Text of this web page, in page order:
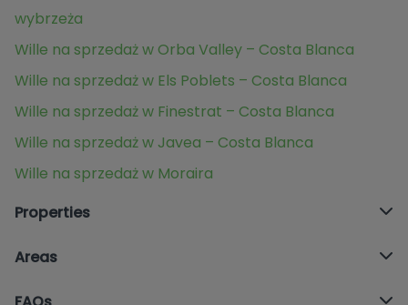
wybrzeża
Wille na sprzedaż w Orba Valley – Costa Blanca
Wille na sprzedaż w Els Poblets – Costa Blanca
Wille na sprzedaż w Finestrat – Costa Blanca
Wille na sprzedaż w Javea – Costa Blanca
Wille na sprzedaż w Moraira
Properties
Areas